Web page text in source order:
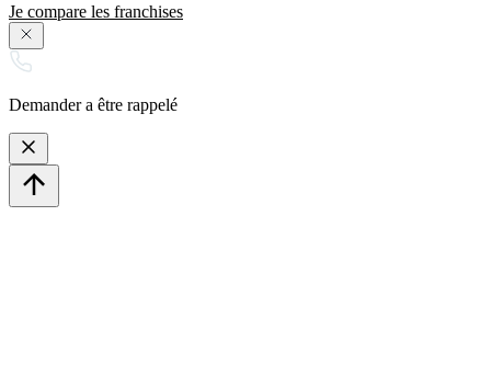
Je compare les franchises
Demander a être rappelé